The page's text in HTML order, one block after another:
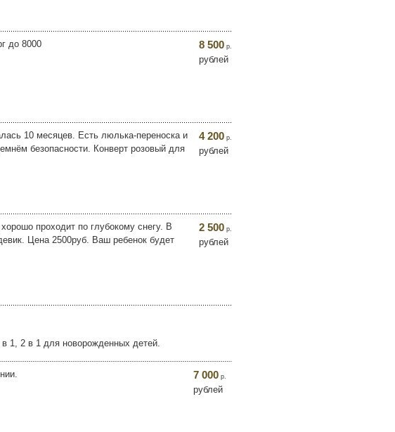
до 8000 8 500 р.
рублей
10 месяцев. Есть люлька-переноска и
безопасности. Конверт розовый для
4 200 р.
рублей
проходит по глубокому снегу. В
Цена 2500руб. Ваш ребенок будет
2 500 р.
рублей
в 1, 2 в 1 для новорожденных детей.
7 000 р.
рублей